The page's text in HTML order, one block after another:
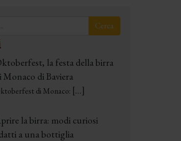
la festa della birra
Monaco di Baviera
di Monaco: […]
la birra: modi curiosi
a una bottiglia